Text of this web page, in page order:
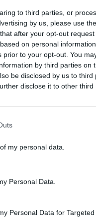
to third parties, or
by us, please use
after your opt-out
on personal
to your opt-out. You
by third parties on
be disclosed by us to third
disclose it to other third
my personal data.
Personal Data.
Personal Data for Targeted
di aver provocato
si è mostrato
per risolvere
commentare
eventuale invio di
dell’esercito
logorante”,
di Mosca né
Secondo il
inviare
Quali sarebbero le
risponde: “gli
sanzioni nei
sull’economia